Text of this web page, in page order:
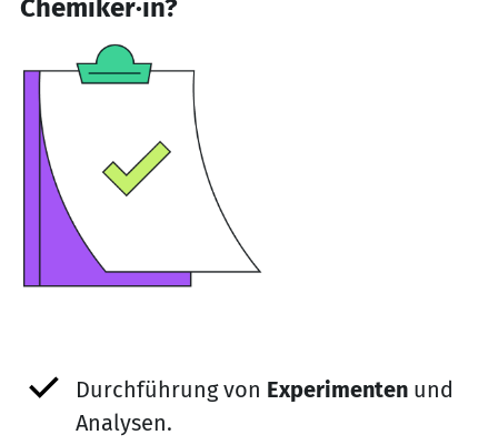
Chemiker·in?
Durchführung von Experimenten und
Analysen.